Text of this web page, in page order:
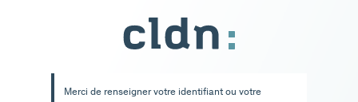
passe
Merci de renseigner votre identifiant ou votre